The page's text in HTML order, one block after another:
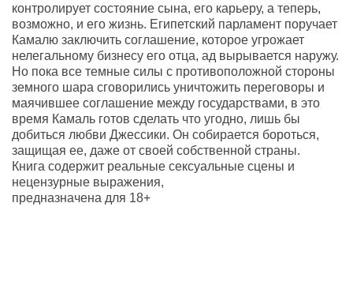
контролирует состояние сына, его карьеру, а теперь,
возможно, и его жизнь. Египетский парламент поручает
Камалю заключить соглашение, которое угрожает
нелегальному бизнесу его отца, ад вырывается наружу.
Но пока все темные силы с противоположной стороны
земного шара сговорились уничтожить переговоры и
маячившее соглашение между государствами, в это
время Камаль готов сделать что угодно, лишь бы
добиться любви Джессики. Он собирается бороться,
защищая ее, даже от своей собственной страны.
Книга содержит реальные сексуальные сцены и
нецензурные выражения,
предназначена для 18+